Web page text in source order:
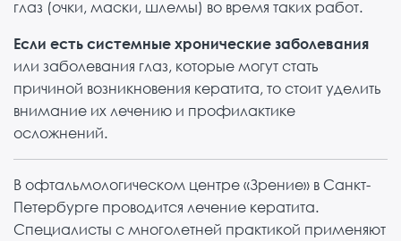
глаз (очки, маски, шлемы) во время таких работ.
Если есть системные хронические заболевания
или заболевания глаз, которые могут стать
причиной возникновения кератита, то стоит уделить
внимание их лечению и профилактике
осложнений.
В офтальмологическом центре «Зрение» в Санкт-
Петербурге проводится лечение кератита.
Специалисты с многолетней практикой применяют